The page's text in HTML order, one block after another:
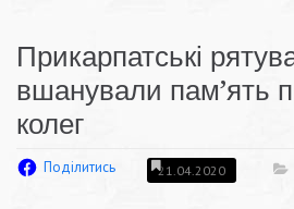
Прикарпатські
вшанували пам’ять
колег
Поділитись 21.04.2020